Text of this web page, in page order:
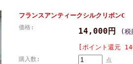
フランスアンティークシルクリボンC
価格: 14,000円 (税
[ポイント還元
購入数: 点